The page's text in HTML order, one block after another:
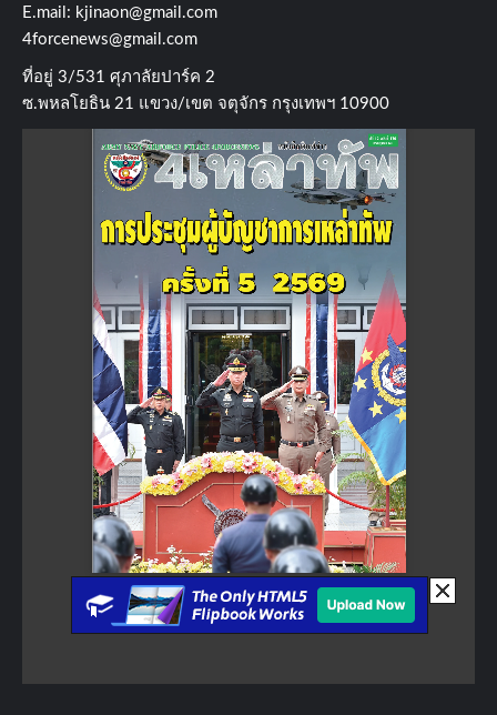
E.mail: kjinaon@gmail.com
4forcenews@gmail.com
ที่อยู่​ 3/531​ ศุภาลัยปาร์ค​ 2
ซ.พหลโยธิน​ 21​ แขวง/เขต​ จตุจักร​ กรุงเทพฯ 10900